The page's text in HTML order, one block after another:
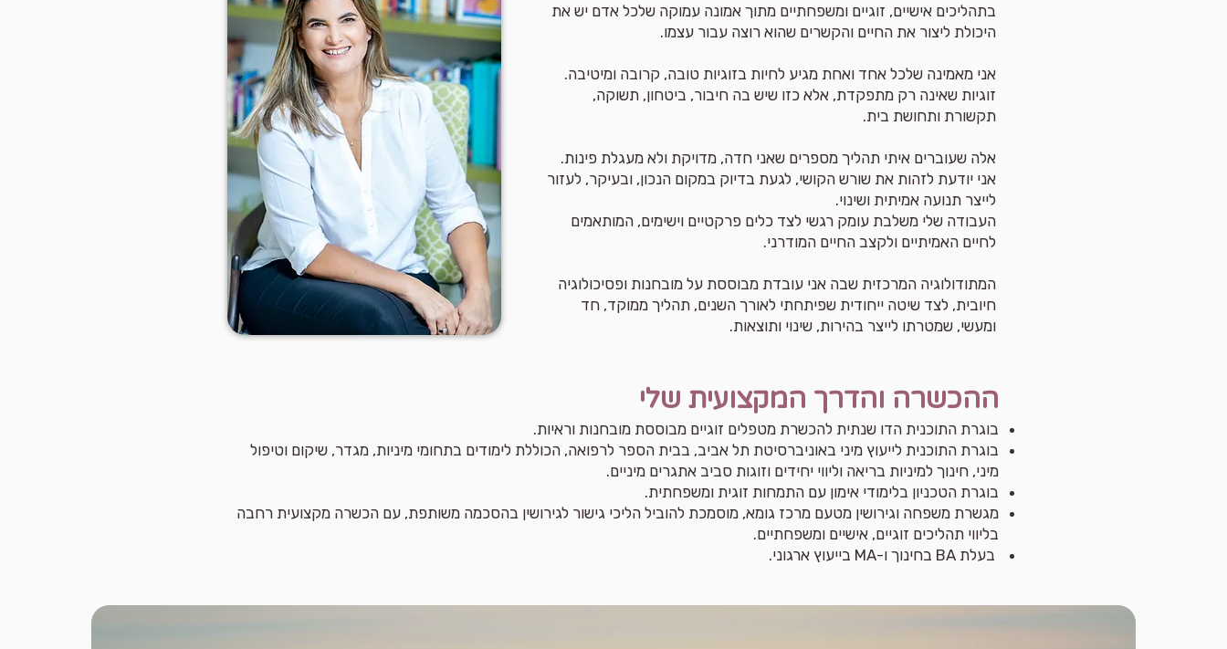
בתהליכים אישיים, זוגיים ומשפחתיים מתוך אמונה עמוקה שלכל אדם יש את
היכולת ליצור את החיים והקשרים שהוא רוצה עבור עצמו.
אני מאמינה שלכל אחד ואחת מגיע לחיות בזוגיות טובה, קרובה ומיטיבה.
זוגיות שאינה רק מתפקדת, אלא כזו שיש בה חיבור, ביטחון, תשוקה,
תקשורת ותחושת בית.
אלה שעוברים איתי תהליך מספרים שאני חדה, מדויקת ולא מעגלת פינות.
אני יודעת לזהות את שורש הקושי, לגעת בדיוק במקום הנכון, ובעיקר, לעזור
לייצר תנועה אמיתית ושינוי.
העבודה שלי משלבת עומק רגשי לצד כלים פרקטיים וישימים, המותאמים
לחיים האמיתיים ולקצב החיים המודרני.
המתודולוגיה המרכזית שבה אני עובדת מבוססת על מובחנות ופסיכולוגיה
חיובית, לצד שיטה ייחודית שפיתחתי לאורך השנים, תהליך ממוקד, חד
ומעשי, שמטרתו לייצר בהירות, שינוי ותוצאות.
ההכשרה והדרך המקצועית שלי
בוגרת התוכנית הדו שנתית להכשרת מטפלים זוגיים מבוססת מובחנות וראיות.
בוגרת התוכנית לייעוץ מיני באוניברסיטת תל אביב, בבית הספר לרפואה, הכוללת לימודים בתחומי מיניות, מגדר, שיקום וטיפול
מיני, חינוך למיניות בריאה וליווי יחידים וזוגות סביב אתגרים מיניים.
בוגרת הטכניון בלימודי אימון עם התמחות זוגית ומשפחתית.
מגשרת משפחה וגירושין מטעם מרכז גומא, מוסמכת להוביל הליכי גישור לגירושין בהסכמה משותפת, עם הכשרה מקצועית רחבה
בליווי תהליכים זוגיים, אישיים ומשפחתיים.
בעלת BA בחינוך ו-MA בייעוץ ארגוני.